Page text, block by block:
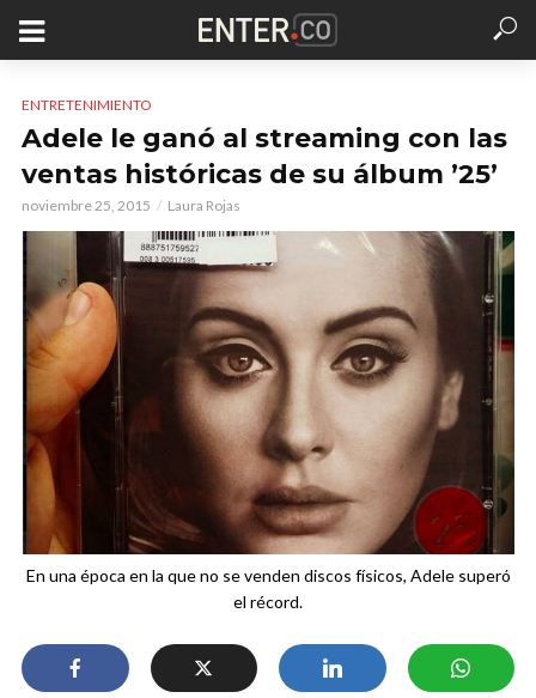
ENTRETENIMIENTO
Adele le ganó al streaming con las
ventas históricas de su álbum ’25’
noviembre 25, 2015 Laura Rojas
En una época en la que no se venden discos físicos, Adele superó
el récord.